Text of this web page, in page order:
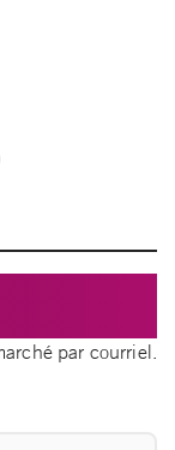
par courriel.